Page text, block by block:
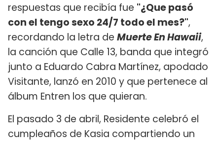
respuestas que recibía fue "¿Que pasó
con el tengo sexo 24/7 todo el mes?",
recordando la letra de Muerte En Hawaii,
la canción que Calle 13, banda que integró
junto a Eduardo Cabra Martínez, apodado
Visitante, lanzó en 2010 y que pertenece al
álbum Entren los que quieran.
El pasado 3 de abril, Residente celebró el
cumpleaños de Kasia compartiendo un